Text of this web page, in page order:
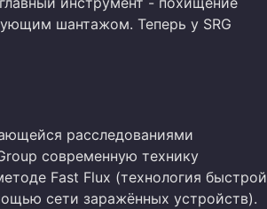
шантажом. Теперь у SRG
расследованиями
современную технику
Fast Flux (технология быстрой
сети заражённых устройств).